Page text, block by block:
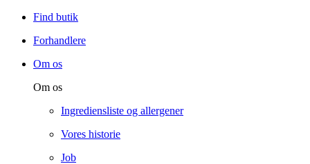
Find butik
Forhandlere
Om os
Om os
Ingrediensliste og allergener
Vores historie
Job